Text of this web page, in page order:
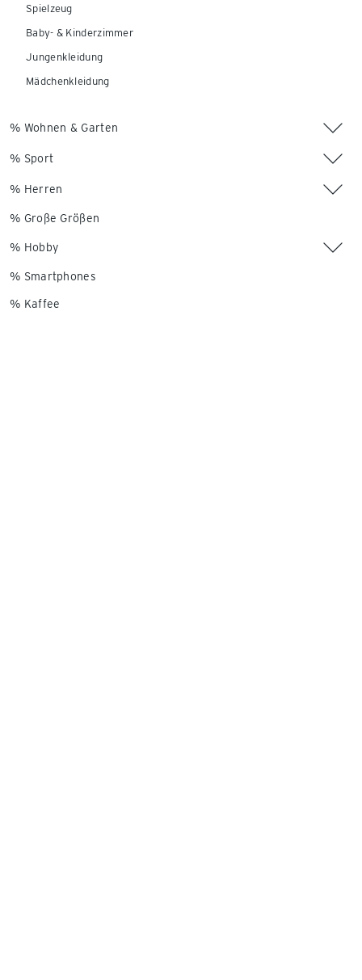
Spielzeug
Baby- & Kinderzimmer
Jungenkleidung
Mädchenkleidung
% Wohnen & Garten
% Sport
% Herren
% Große Größen
% Hobby
% Smartphones
% Kaffee